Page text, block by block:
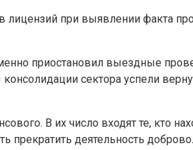
лицензий при выявлении факта
приостановил выездные
сектора успели
В их число входят те, кто
деятельность